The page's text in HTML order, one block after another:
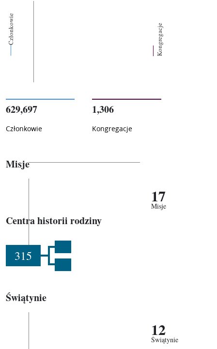
Członkowie Kongregacje
629,697
Członkowie
1,306
Kongregacje
Misje
17
Misje
Centra historii rodziny
315
Świątynie
12
Świątynie